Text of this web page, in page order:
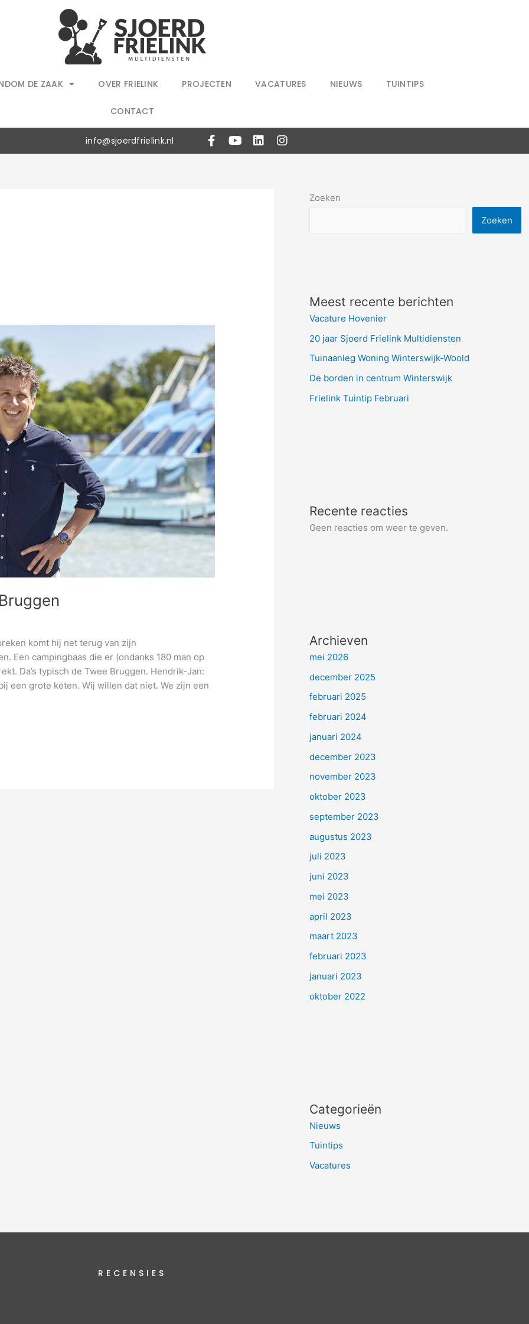
DE ZAAK OVER FRIELINK PROJECTEN VACATURES NIEUWS TUINTIPS
CONTACT
info@sjoerdfrielink.nl
komt hij net terug van zijn
Een campingbaas die er (ondanks 180 man op
Da’s typisch de Twee Bruggen. Hendrik-Jan:
een grote keten. Wij willen dat niet. We zijn een
Zoeken
Zoeken
Meest recente berichten
Vacature Hovenier
20 jaar Sjoerd Frielink Multidiensten
Tuinaanleg Woning Winterswijk-Woold
De borden in centrum Winterswijk
Frielink Tuintip Februari
Recente reacties
Geen reacties om weer te geven.
Archieven
mei 2026
december 2025
februari 2025
februari 2024
januari 2024
december 2023
november 2023
oktober 2023
september 2023
augustus 2023
juli 2023
juni 2023
mei 2023
april 2023
maart 2023
februari 2023
januari 2023
oktober 2022
Categorieën
Nieuws
Tuintips
Vacatures
RECENSIES